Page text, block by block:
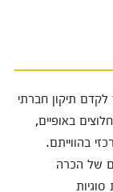
לקדם תיקון חברתי
באופיים,
בהווייתם.
של הכרה